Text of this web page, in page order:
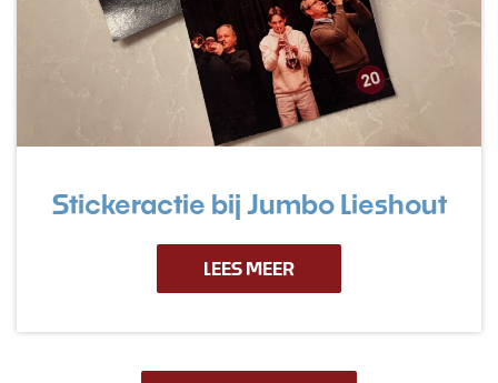
Stickeractie bij Jumbo Lieshout
LEES MEER